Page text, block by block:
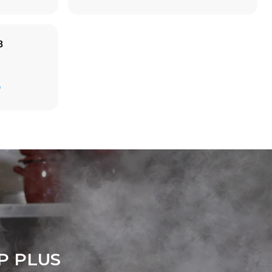
demixul
se alege
din
cu
PLUS